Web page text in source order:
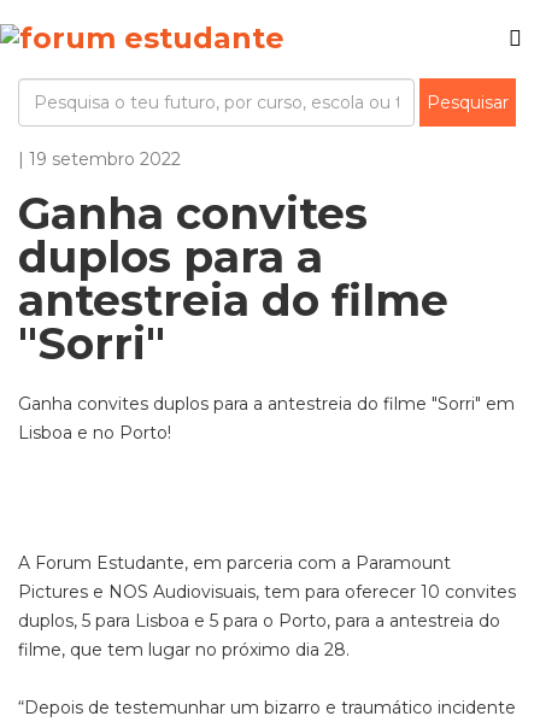
| 19 setembro 2022
Ganha convites
duplos para a
antestreia do filme
"Sorri"
Ganha convites duplos para a antestreia do filme "Sorri" em
Lisboa e no Porto!
A Forum Estudante, em parceria com a Paramount
Pictures e NOS Audiovisuais, tem para oferecer 10 convites
duplos, 5 para Lisboa e 5 para o Porto, para a antestreia do
filme, que tem lugar no próximo dia 28.
“Depois de testemunhar um bizarro e traumático incidente